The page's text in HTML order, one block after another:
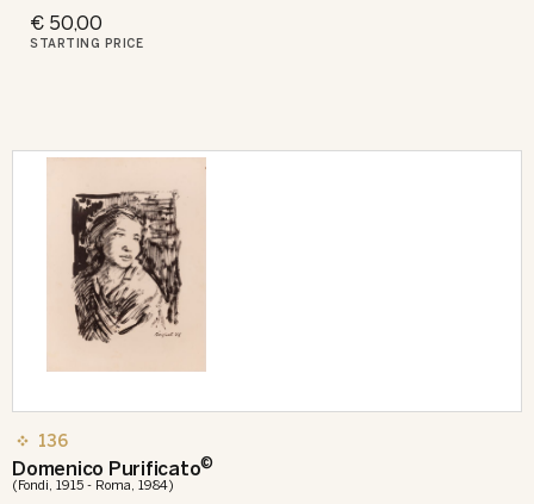
€ 50,00
STARTING PRICE
136
Domenico Purificato©
(Fondi, 1915 - Roma, 1984)